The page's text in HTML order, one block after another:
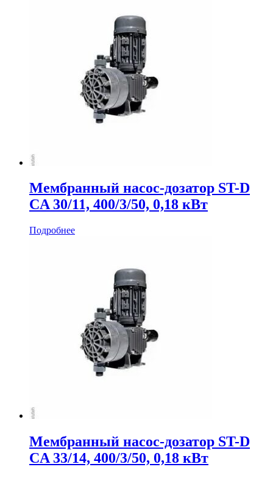
Мембранный насос-дозатор ST-D
CA 30/11, 400/3/50, 0,18 кВт
Подробнее
Мембранный насос-дозатор ST-D
CA 33/14, 400/3/50, 0,18 кВт